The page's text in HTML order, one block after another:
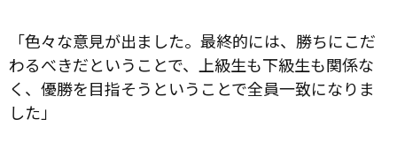
「色々な意見が出ました。最終的には、勝ちにこだ
わるべきだということで、上級生も下級生も関係な
く、優勝を目指そうということで全員一致になりま
した」